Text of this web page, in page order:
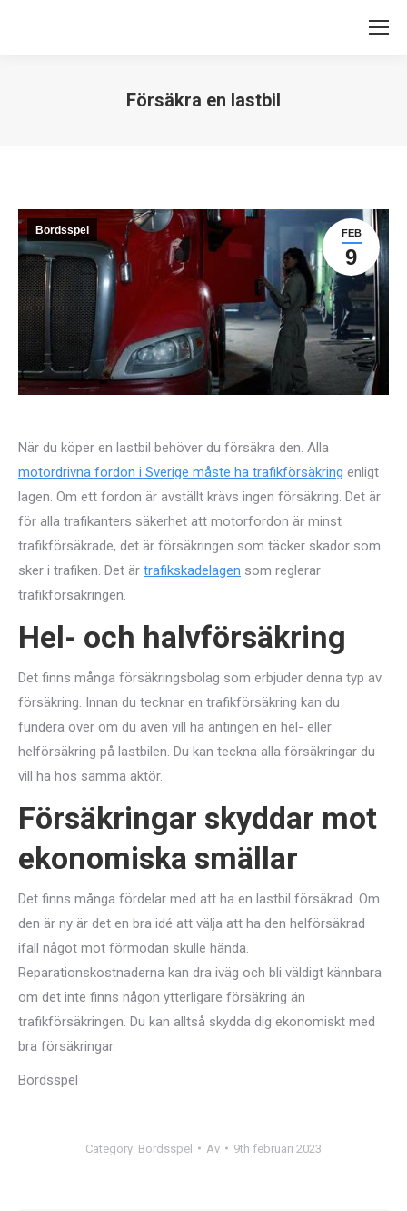
Försäkra en lastbil
FEB
9
Bordsspel
När du köper en lastbil behöver du försäkra den. Alla
motordrivna fordon i Sverige måste ha trafikförsäkring enligt
lagen. Om ett fordon är avställt krävs ingen försäkring. Det är
för alla trafikanters säkerhet att motorfordon är minst
trafikförsäkrade, det är försäkringen som täcker skador som
sker i trafiken. Det är trafikskadelagen som reglerar
trafikförsäkringen.
Hel- och halvförsäkring
Det finns många försäkringsbolag som erbjuder denna typ av
försäkring. Innan du tecknar en trafikförsäkring kan du
fundera över om du även vill ha antingen en hel- eller
helförsäkring på lastbilen. Du kan teckna alla försäkringar du
vill ha hos samma aktör.
Försäkringar skyddar mot
ekonomiska smällar
Det finns många fördelar med att ha en lastbil försäkrad. Om
den är ny är det en bra idé att välja att ha den helförsäkrad
ifall något mot förmodan skulle hända.
Reparationskostnaderna kan dra iväg och bli väldigt kännbara
om det inte finns någon ytterligare försäkring än
trafikförsäkringen. Du kan alltså skydda dig ekonomiskt med
bra försäkringar.
Bordsspel
Category: Bordsspel Av 9th februari 2023